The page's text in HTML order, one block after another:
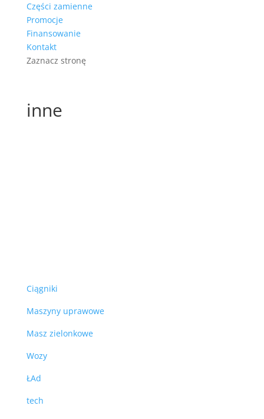
Części zamienne
Promocje
Finansowanie
Kontakt
Zaznacz stronę
inne
Ciągniki
Maszyny uprawowe
Masz zielonkowe
Wozy
ŁAd
tech